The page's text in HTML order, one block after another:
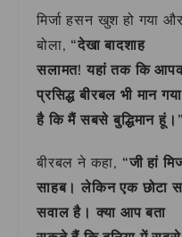
मिर्जा हसन खुश हो गया और
बोला, “देखा बादशाह
सलामत! यहां तक कि
प्रसिद्ध बीरबल भी मान गया
है कि मैं सबसे बुद्धिमान हूं।”
बीरबल ने कहा, “जी हां
साहब। लेकिन एक छोटा
सवाल है। क्या आप बता